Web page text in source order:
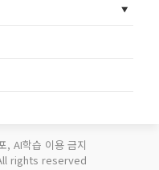
, AI학습 이용 금지
rights reserved